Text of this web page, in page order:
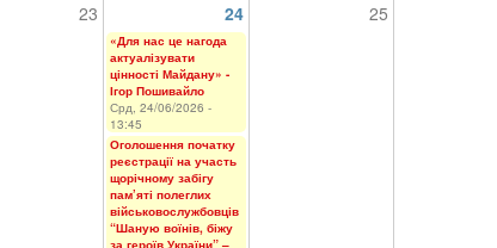
23 24 25
«Для нас це нагода
актуалізувати
цінності Майдану» -
Ігор Пошивайло
Срд, 24/06/2026 -
13:45
Оголошення початку
реєстрації на участь
щорічному забігу
пам’яті полеглих
військовослужбовців
“Шаную воїнів, біжу
за героїв України” –